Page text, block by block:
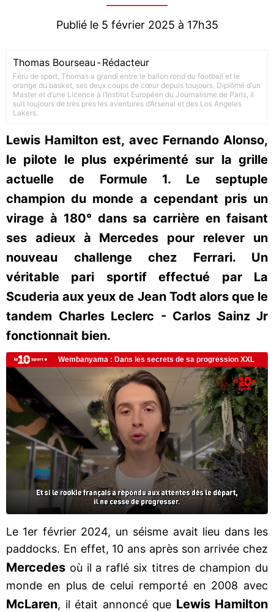
Publié le 5 février 2025 à 17h35
Thomas Bourseau -Rédacteur
Féru de sport, Thomas a grandi entre le ballon rond du football et le
orange du basket, ses deux coups de cœur depuis toujours. Diplômé d’un
Master et d’une Licence à l’Institut Européen du Journalisme de Paris, il
suit toujours de très près les aventures d’Arsenal et des Los Angeles
Lakers.
Lewis Hamilton est, avec Fernando Alonso,
le pilote le plus expérimenté sur la grille
actuelle de Formule 1. Le septuple
champion du monde a cependant pris un
virage à 180° dans sa carrière en faisant
ses adieux à Mercedes pour relever un
nouveau challenge chez Ferrari. Un
véritable pari sportif effectué par La
Scuderia aux yeux de Jean Todt alors que le
tandem Charles Leclerc - Carlos Sainz Jr
fonctionnait bien.
Le 1er février 2024, un séisme avait lieu dans les
paddocks. En effet, 10 ans après son arrivée chez
Mercedes où il a raflé six titres de champion du
monde en plus de celui remporté en 2008 avec
McLaren, il était annoncé que Lewis Hamilton